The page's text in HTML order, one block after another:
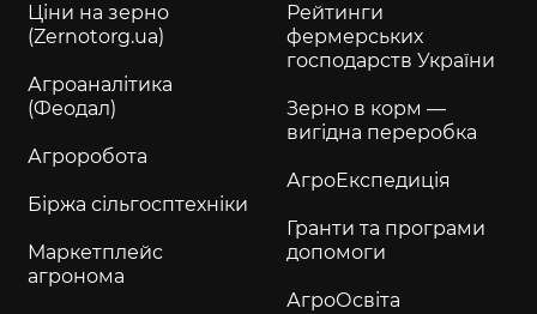
Ціни на зерно
(Zernotorg.ua)
Агроаналітика
(Феодал)
Агроробота
Біржа сільгосптехніки
Маркетплейс
агронома
Рейтинги
фермерських
господарств України
Зерно в корм —
вигідна переробка
АгроЕкспедиція
Гранти та програми
допомоги
АгроОсвіта